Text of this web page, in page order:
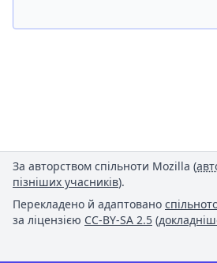
За авторством спільноти Mozilla (
пізніших учасників).
Перекладено й адаптовано
за ліцензією CC-BY-SA 2.5 (